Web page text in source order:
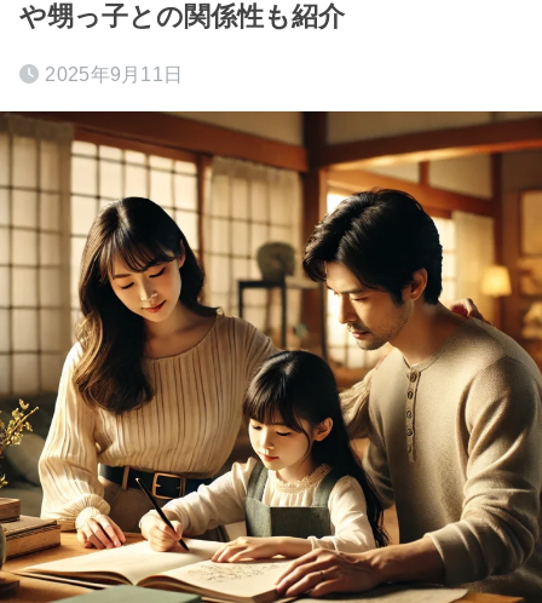
や甥っ子との関係性も紹介
2025年9月11日